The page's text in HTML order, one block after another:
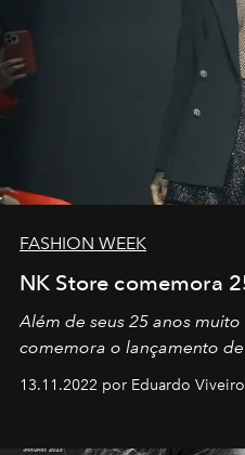
FASHION WEEK
NK Store comemora
Além de seus 25 anos
comemora o lançamento
13.11.2022 por Eduardo